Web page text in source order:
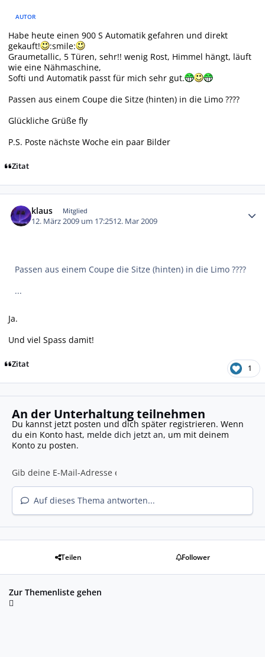
AUTOR
Habe heute einen 900 S Automatik gefahren und direkt
gekauft!
:smile:
Graumetallic, 5 Türen, sehr!! wenig Rost, Himmel hängt, läuft
wie eine Nähmaschine,
Softi und Automatik passt für mich sehr gut.
Passen aus einem Coupe die Sitze (hinten) in die Limo ????
Glückliche Grüße fly
P.S. Poste nächste Woche ein paar Bilder
Zitat
klaus Mitglied
12. März 2009 um 17:2512. Mar 2009
Passen aus einem Coupe die Sitze (hinten) in die Limo ????
...
Ja.
Und viel Spass damit!
Zitat 1
An der Unterhaltung teilnehmen
Du kannst jetzt posten und dich später registrieren. Wenn
du ein Konto hast, melde dich jetzt an, um mit deinem
Konto zu posten.
Auf dieses Thema antworten...
Teilen Follower
Zur Themenliste gehen